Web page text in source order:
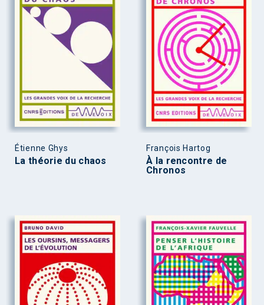
Étienne Ghys
La théorie du chaos
François Hartog
À la rencontre de
Chronos